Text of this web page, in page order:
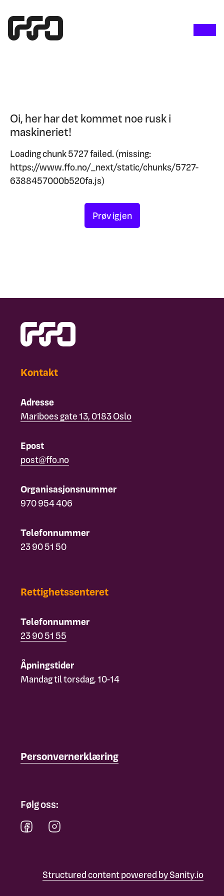
Oi, her har det kommet noe rusk i
maskineriet!
Loading chunk 5727 failed. (missing:
https://www.ffo.no/_next/static/chunks/5727-
6388457000b520fa.js)
Prøv igjen
Kontakt
Adresse
Mariboes gate 13, 0183 Oslo
Epost
post@ffo.no
Organisasjonsnummer
970 954 406
Telefonnummer
23 90 51 50
Rettighetssenteret
Telefonnummer
23 90 51 55
Åpningstider
Mandag til torsdag, 10-14
Personvernerklæring
Følg oss:
Structured content powered by Sanity.io